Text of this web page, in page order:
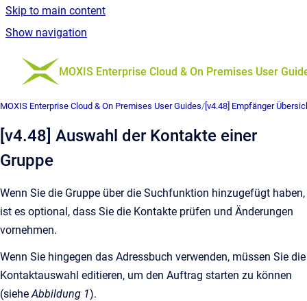
Skip to main content
Show navigation
Go to homepage
MOXIS Enterprise Cloud & On Premises User
MOXIS Enterprise Cloud & On Premises User Guides/ [v4.48] Empfänger
[v4.48] Auswahl der Kontakte einer
Gruppe
Wenn Sie die Gruppe über die Suchfunktion hinzugefügt haben,
ist es optional, dass Sie die Kontakte prüfen und Änderungen
vornehmen.
Wenn Sie hingegen das Adressbuch verwenden, müssen Sie die
Kontaktauswahl editieren, um den Auftrag starten zu können
(sieheAbbildung 1).